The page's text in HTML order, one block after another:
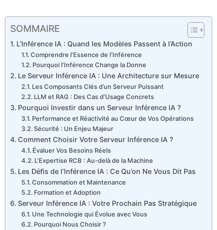
SOMMAIRE
L’Inférence IA : Quand les Modèles Passent à l’Action
Comprendre l’Essence de l’Inférence
Pourquoi l’Inférence Change la Donne
Le Serveur Inférence IA : Une Architecture sur Mesure
Les Composants Clés d’un Serveur Puissant
LLM et RAG : Des Cas d’Usage Concrets
Pourquoi Investir dans un Serveur Inférence IA ?
Performance et Réactivité au Cœur de Vos Opérations
Sécurité : Un Enjeu Majeur
Comment Choisir Votre Serveur Inférence IA ?
Évaluer Vos Besoins Réels
L’Expertise RCB : Au-delà de la Machine
Les Défis de l’Inférence IA : Ce Qu’on Ne Vous Dit Pas
Consommation et Maintenance
Formation et Adoption
Serveur Inférence IA : Votre Prochain Pas Stratégique
Une Technologie qui Évolue avec Vous
Pourquoi Nous Choisir ?